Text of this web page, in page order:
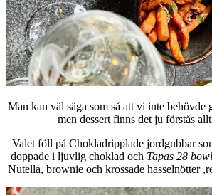
Man kan väl säga som så att vi inte
men dessert finns det ju förstås
Valet föll på Chokladripplade jordgubbar
doppade i ljuvlig choklad och Tapas 28 bowl
Nutella, brownie och krossade hasselnötter